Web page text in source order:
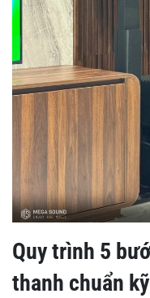
Quy trình 5
thanh chuẩn